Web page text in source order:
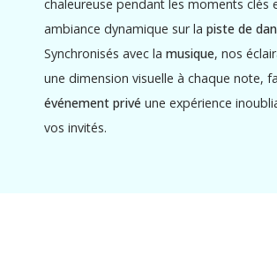
chaleureuse pendant les moments clés
ambiance dynamique sur lapiste de
Synchronisés avec lamusique, nos
une dimension visuelle à chaque note,
événement privé une expérience
vos invités.